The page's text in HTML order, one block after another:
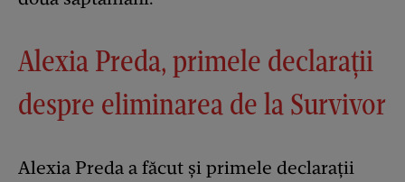
Alexia Preda, primele declarații
despre eliminarea de la Survivor
Alexia Preda a făcut și primele declarații